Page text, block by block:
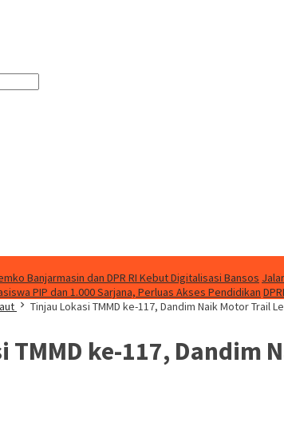
Banjarmasin dan DPR RI Kebut Digitalisasi Bansos
PIP dan 1.000 Sarjana, Perluas Akses Pendidikan
Tinjau Lokasi TMMD ke-117, Dandim Naik Motor Trail
TMMD ke-117,